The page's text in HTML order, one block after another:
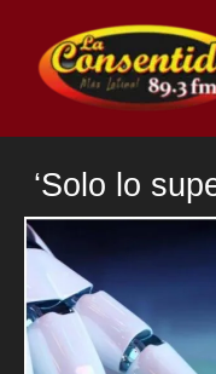
contenido
‘Solo lo